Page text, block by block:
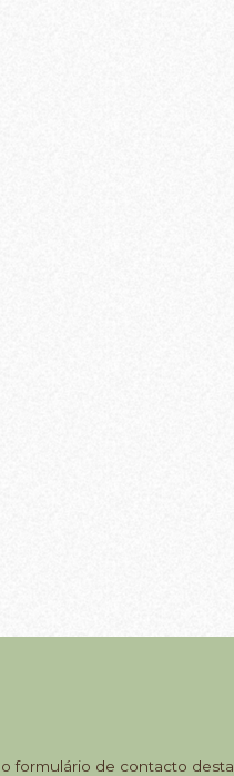
formulário de contacto desta